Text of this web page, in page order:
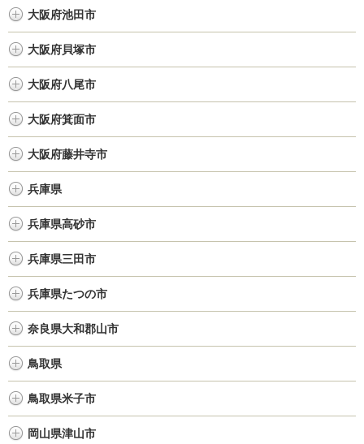
大阪府池田市
大阪府貝塚市
大阪府八尾市
大阪府箕面市
大阪府藤井寺市
兵庫県
兵庫県高砂市
兵庫県三田市
兵庫県たつの市
奈良県大和郡山市
鳥取県
鳥取県米子市
岡山県津山市